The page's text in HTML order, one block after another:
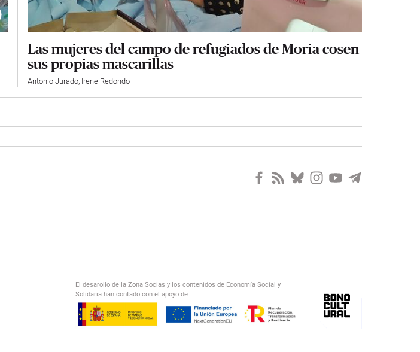
Las mujeres del campo de refugiados de Moria cosen
sus propias mascarillas
Antonio Jurado, Irene Redondo
El desarollo de la Zona Socias y los contenidos de Economía Social y
Solidaria han contado con el apoyo de